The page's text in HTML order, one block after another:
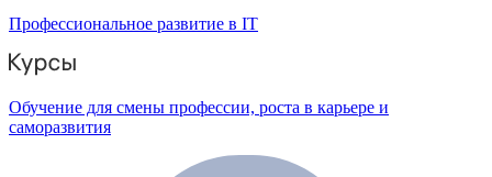
Профессиональное развитие в IT
Обучение для смены профессии, роста в карьере и
саморазвития